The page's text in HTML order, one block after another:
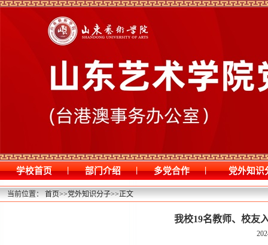
学校首页 | 部门介绍 | 多党合作 | 党外知识
当前位置：首页>>党外知识分子>>正文
我校19名教师、校友